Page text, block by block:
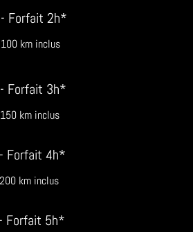
- Forfait 2h*
100 km inclus
- Forfait 3h*
150 km inclus
- Forfait 4h*
200 km inclus
- Forfait 5h*